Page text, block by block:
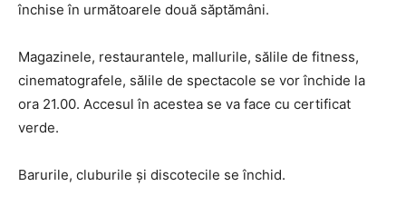
închise în următoarele două săptămâni.
Magazinele, restaurantele, mallurile, sălile de fitness,
cinematografele, sălile de spectacole se vor închide la
ora 21.00. Accesul în acestea se va face cu certificat
verde.
Barurile, cluburile și discotecile se închid.